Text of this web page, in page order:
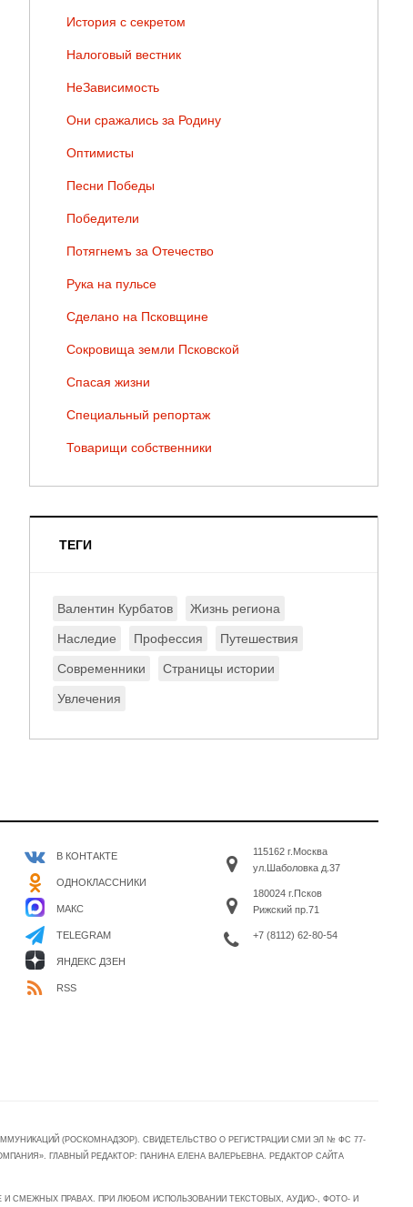
История с секретом
Налоговый вестник
НеЗависимость
Они сражались за Родину
Оптимисты
Песни Победы
Победители
Потягнемъ за Отечество
Рука на пульсе
Сделано на Псковщине
Сокровища земли Псковской
Спасая жизни
Специальный репортаж
Товарищи собственники
ТЕГИ
Валентин Курбатов Жизнь региона
Наследие Профессия Путешествия
Современники Страницы истории
Увлечения
В КОНТАКТЕ
ОДНОКЛАССНИКИ
МАКС
TELEGRAM
ЯНДЕКС ДЗЕН
RSS
115162 г.Москва
ул.Шаболовка д.37
180024 г.Псков
Рижский пр.71
+7 (8112) 62-80-54
(РОСКОМНАДЗОР). СВИДЕТЕЛЬСТВО О РЕГИСТРАЦИИ СМИ ЭЛ № ФС 77-
ГЛАВНЫЙ РЕДАКТОР: ПАНИНА ЕЛЕНА ВАЛЕРЬЕВНА. РЕДАКТОР САЙТА
СМЕЖНЫХ ПРАВАХ. ПРИ ЛЮБОМ ИСПОЛЬЗОВАНИИ ТЕКСТОВЫХ, АУДИО-, ФОТО- И